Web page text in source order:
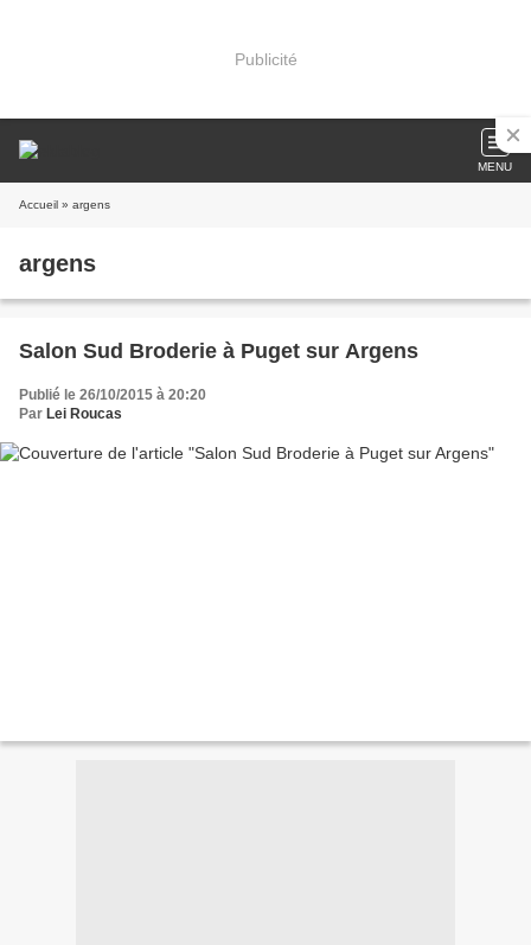
Publicité
MENU
Accueil » argens
argens
Salon Sud Broderie à Puget sur Argens
Publié le 26/10/2015 à 20:20
Par Lei Roucas